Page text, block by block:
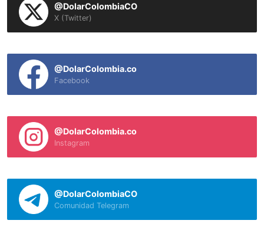
@DolarColombiaCO
X (Twitter)
@DolarColombia.co
Facebook
@DolarColombia.co
Instagram
@DolarColombiaCO
Comunidad Telegram